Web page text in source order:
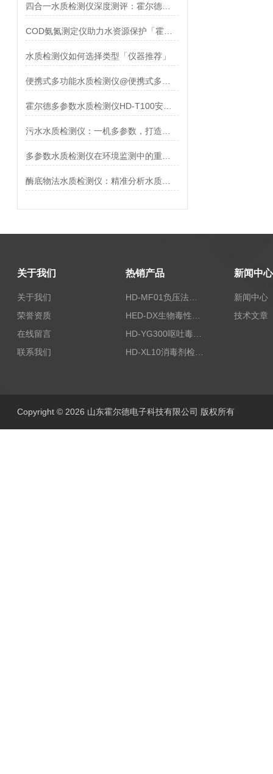
水质检测仪如何选择类型「仪器推荐」
关于我们
关于我们
荣誉资质
在线留言
联系我们
热销产品
HD-MF01负压法密封性测试仪
新闻中心
新闻中心
技术文章
Copyright © 2026 山东霍尔德电子科技有限公司 版权所有